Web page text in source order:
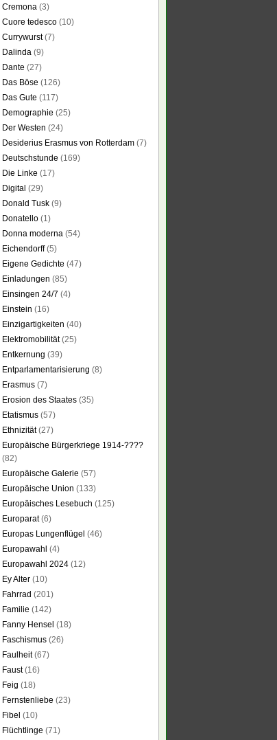
Cremona (3)
Cuore tedesco (10)
Currywurst(7)
Dalinda (9)
Dante (27)
Das Böse (126)
Das Gute (117)
Demographie (25)
Der Westen (24)
Desiderius Erasmus von Rotterdam (7)
Deutschstunde (169)
Die Linke (17)
Digital (29)
Donald Tusk (9)
Donatello (1)
Donna moderna (54)
Eichendorff(5)
Eigene Gedichte (47)
Einladungen (85)
Einsingen 24/7 (4)
Einstein (16)
Einzigartigkeiten (40)
Elektromobilität(25)
Entkernung (39)
Entparlamentarisierung (8)
Erasmus (7)
Erosion des Staates (35)
Etatismus (57)
Ethnizität(27)
Europäische Bürgerkriege 1914-????
(82)
Europäische Galerie (57)
Europäische Union (133)
Europäisches Lesebuch (125)
Europarat(6)
Europas Lungenflügel (46)
Europawahl (4)
Europawahl 2024 (12)
Ey Alter (10)
Fahrrad (201)
Familie (142)
Fanny Hensel (18)
Faschismus (26)
Faulheit(67)
Faust(16)
Feig (18)
Fernstenliebe (23)
Fibel (10)
Flüchtlinge (71)